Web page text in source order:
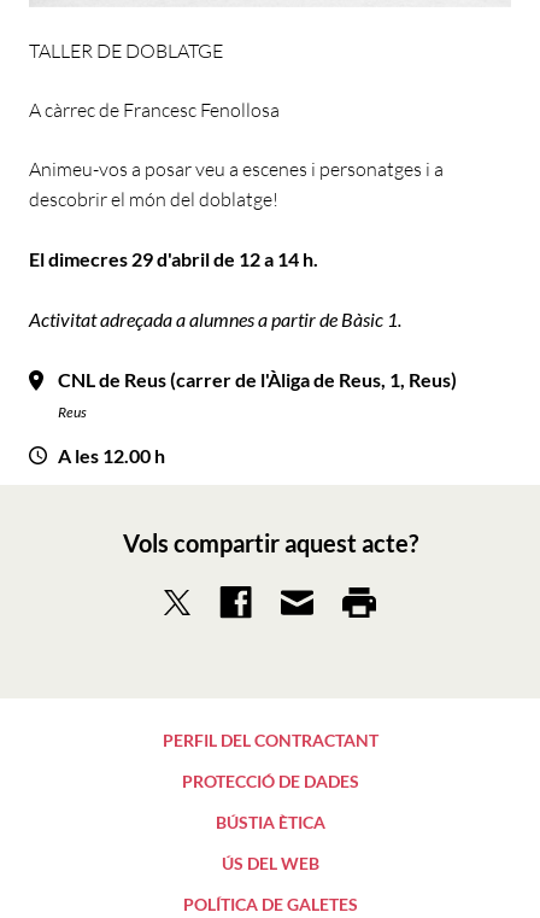
TALLER DE DOBLATGE
A càrrec de Francesc Fenollosa
Animeu-vos a posar veu a escenes i personatges i a
descobrir el món del doblatge!
El dimecres 29 d'abril de 12 a 14 h.
Activitat adreçada a alumnes a partir de Bàsic 1.
CNL de Reus (carrer de l'Àliga de Reus, 1, Reus)
Reus
A les 12.00 h
Vols compartir aquest acte?
PERFIL DEL CONTRACTANT
PROTECCIÓ DE DADES
BÚSTIA ÈTICA
ÚS DEL WEB
POLÍTICA DE GALETES